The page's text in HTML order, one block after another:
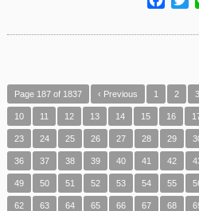
Page 187 of 1837 ‹ Previous 1 2 3
10 11 12 13 14 15 16
23 24 25 26 27 28 29
36 37 38 39 40 41 42
49 50 51 52 53 54 55
62 63 64 65 66 67 68